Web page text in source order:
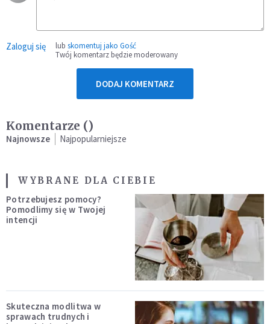
Zaloguj się lub skomentuj jako Gość
Twój komentarz będzie moderowany
DODAJ KOMENTARZ
Komentarze ()
Najnowsze Najpopularniejsze
WYBRANE DLA CIEBIE
Potrzebujesz pomocy?
Pomodlimy się w Twojej
intencji
Skuteczna modlitwa w
sprawach trudnych i